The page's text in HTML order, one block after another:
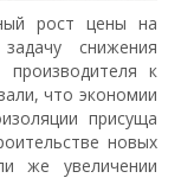
рост цены на
снижения
к
что экономии
присуща
новых
же увеличении